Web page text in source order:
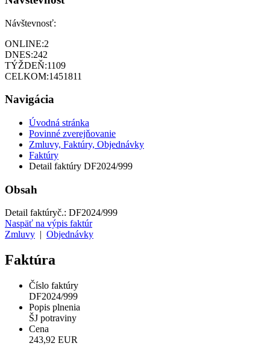
Návštevnosť:
ONLINE:2
DNES:242
TÝŽDEŇ:1109
CELKOM:1451811
Navigácia
Úvodná stránka
Povinné zverejňovanie
Zmluvy, Faktúry, Objednávky
Faktúry
Detail faktúry DF2024/999
Obsah
Detail faktúryč.: DF2024/999
Naspäť na výpis faktúr
Zmluvy
Objednávky
Faktúra
Číslo faktúry
DF2024/999
Popis plnenia
ŠJ potraviny
Cena
243,92 EUR